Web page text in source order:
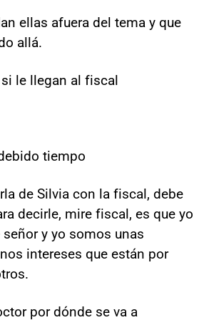
ellas afuera del tema y que
allá.
le llegan al fiscal
tiempo
de Silvia con la fiscal, debe
decirle, mire fiscal, es que yo
y yo somos unas
intereses que están por
por dónde se va a